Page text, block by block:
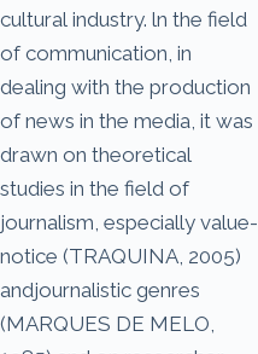
cultural industry. ln the field
of communication, in
dealing with the production
of news in the media, it was
drawn on theoretical
studies in the field of
journalism, especially value-
notice (TRAQUINA, 2005)
andjournalistic genres
(MARQUES DE MELO,